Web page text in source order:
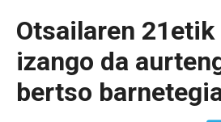
Otsailaren 21etik
izango da
bertso